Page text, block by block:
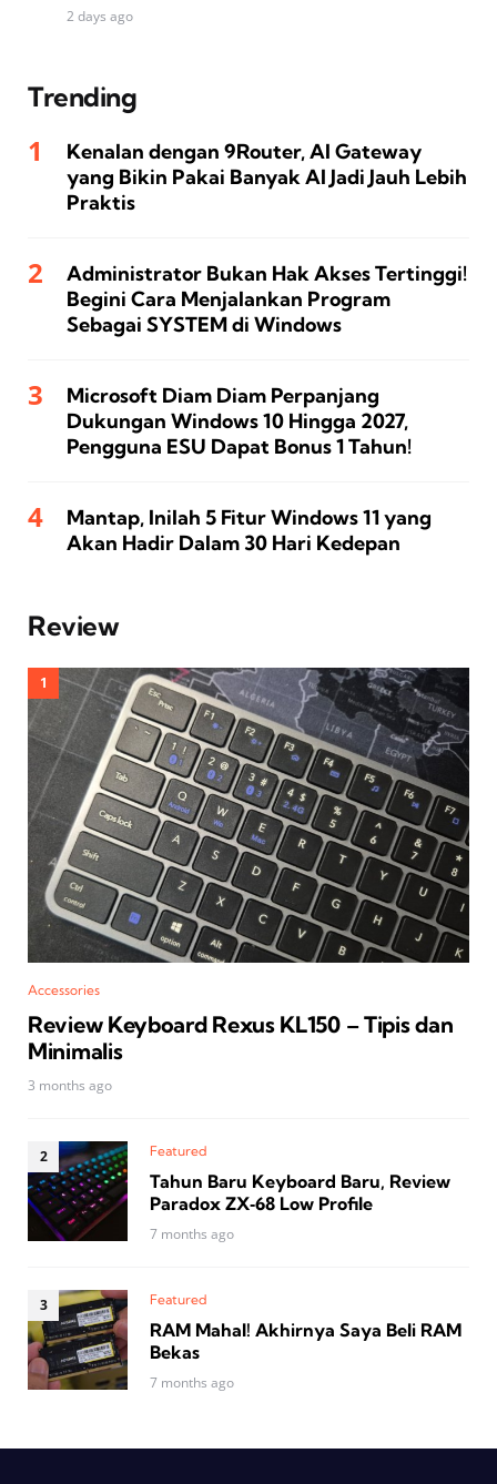
2 days ago
Trending
Kenalan dengan 9Router, AI Gateway
yang Bikin Pakai Banyak AI Jadi Jauh Lebih
Praktis
Administrator Bukan Hak Akses Tertinggi!
Begini Cara Menjalankan Program
Sebagai SYSTEM di Windows
Microsoft Diam Diam Perpanjang
Dukungan Windows 10 Hingga 2027,
Pengguna ESU Dapat Bonus 1 Tahun!
Mantap, Inilah 5 Fitur Windows 11 yang
Akan Hadir Dalam 30 Hari Kedepan
Review
Accessories
Review Keyboard Rexus KL150 – Tipis dan
Minimalis
3 months ago
Featured
Tahun Baru Keyboard Baru, Review
Paradox ZX‑68 Low Profile
7 months ago
Featured
RAM Mahal! Akhirnya Saya Beli RAM
Bekas
7 months ago